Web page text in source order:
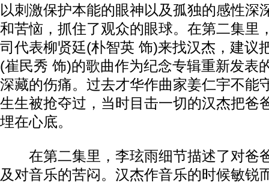
以刺激保护本能的眼神以及孤独的感性深
和苦恼，抓住了观众的眼球。在第二集里
司代表柳贤廷(朴智英 饰)来找汉杰，建议
(崔民秀 饰)的歌曲作为纪念专辑重新发表
深藏的伤痛。过去才华作曲家姜仁宇不能
生生被抢夺过，当时目击一切的汉杰把爸
埋在心底。
在第二集里，李玹雨细节描述了对爸
及对音乐的苦闷。汉杰作音乐的时候敏锐